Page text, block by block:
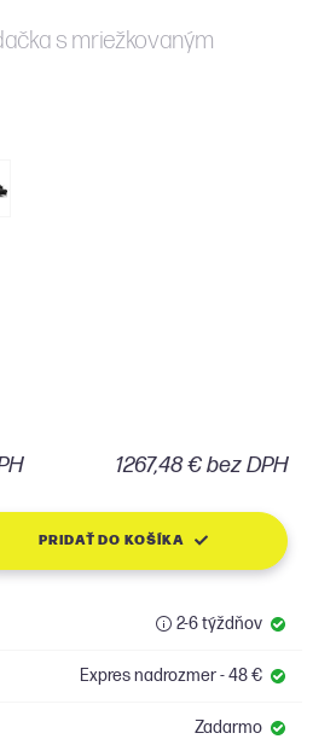
s mriežkovaným
1267,48 € bez DPH
PRIDAŤ DO KOŠÍKA
2-6 týždňov
Expres nadrozmer - 48 €
Zadarmo